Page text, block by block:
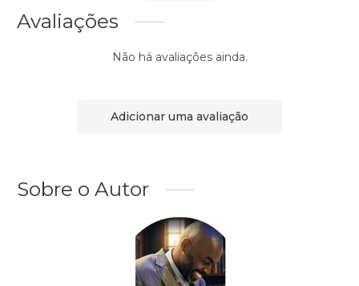
Avaliações
Não há avaliações ainda.
Adicionar uma avaliação
Sobre o Autor